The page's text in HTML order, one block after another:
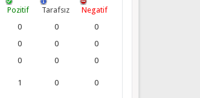
Pozitif Tarafsız
Negatif
0 0
0
0 0
0
0 0
0
1 0 0